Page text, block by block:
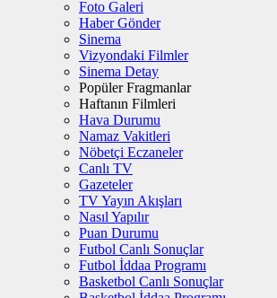
Foto Galeri
Haber Gönder
Sinema
Vizyondaki Filmler
Sinema Detay
Popüler Fragmanlar
Haftanın Filmleri
Hava Durumu
Namaz Vakitleri
Nöbetçi Eczaneler
Canlı TV
Gazeteler
TV Yayın Akışları
Nasıl Yapılır
Puan Durumu
Futbol Canlı Sonuçlar
Futbol İddaa Programı
Basketbol Canlı Sonuçlar